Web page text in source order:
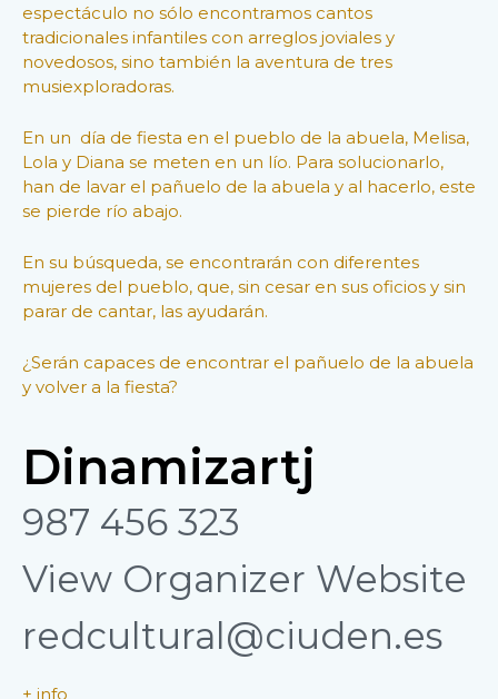
espectáculo no sólo encontramos cantos
tradicionales infantiles con arreglos joviales y
novedosos, sino también la aventura de tres
musiexploradoras.
En un día de fiesta en el pueblo de la abuela, Melisa,
Lola y Diana se meten en un lío. Para solucionarlo,
han de lavar el pañuelo de la abuela y al hacerlo, este
se pierde río abajo.
En su búsqueda, se encontrarán con diferentes
mujeres del pueblo, que, sin cesar en sus oficios y sin
parar de cantar, las ayudarán.
¿Serán capaces de encontrar el pañuelo de la abuela
y volver a la fiesta?
Dinamizartj
987 456 323
View Organizer Website
redcultural@ciuden.es
+ info